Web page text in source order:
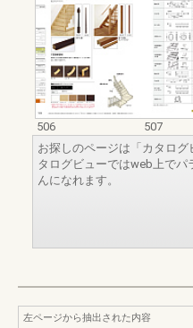
506
507
お探しのページは「カタロ
タログビューではweb上でパ
んになれます。
左ページから抽出された内容